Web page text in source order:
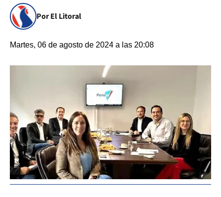
Por El Litoral
Martes, 06 de agosto de 2024 a las 20:08